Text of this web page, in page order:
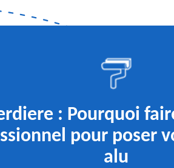
: Pourquoi
pour poser
alu